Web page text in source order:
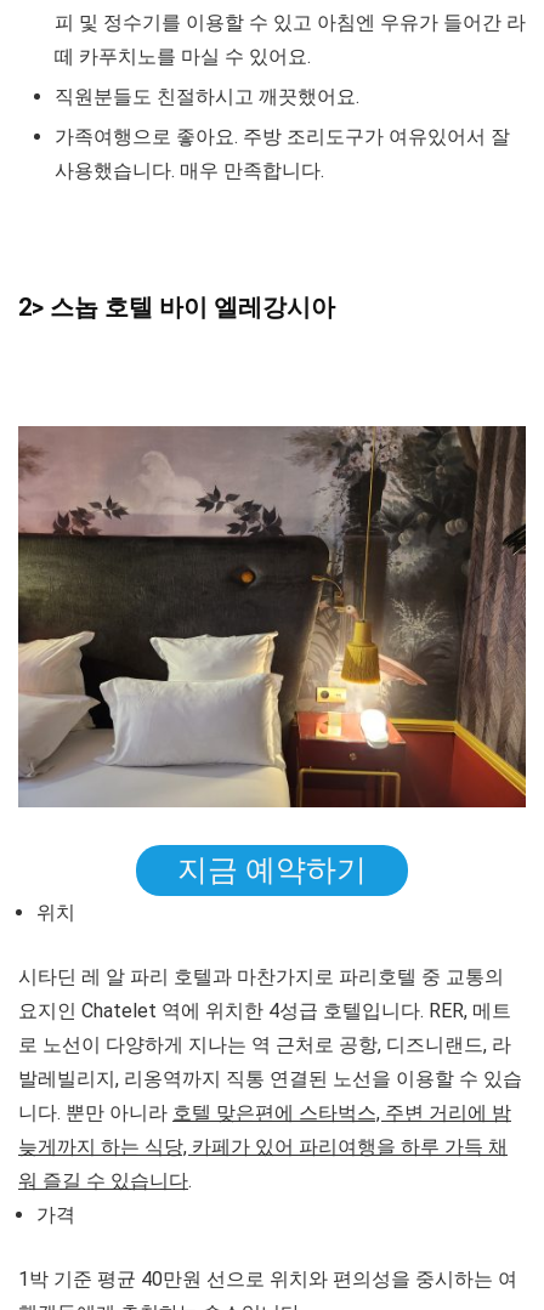
피 및 정수기를 이용할 수 있고 아침엔 우유가 들어간 라
떼 카푸치노를 마실 수 있어요.
직원분들도 친절하시고 깨끗했어요.
가족여행으로 좋아요. 주방 조리도구가 여유있어서 잘
사용했습니다. 매우 만족합니다.
2> 스놉 호텔 바이 엘레강시아
지금 예약하기
위치
시타딘 레 알 파리 호텔과 마찬가지로 파리호텔 중 교통의
요지인 Chatelet 역에 위치한 4성급 호텔입니다. RER, 메트
로 노선이 다양하게 지나는 역 근처로 공항, 디즈니랜드, 라
발레빌리지, 리옹역까지 직통 연결된 노선을 이용할 수 있습
니다. 뿐만 아니라 호텔 맞은편에 스타벅스, 주변 거리에 밤
늦게까지 하는 식당, 카페가 있어 파리여행을 하루 가득 채
워 즐길 수 있습니다.
가격
1박 기준 평균 40만원 선으로 위치와 편의성을 중시하는 여